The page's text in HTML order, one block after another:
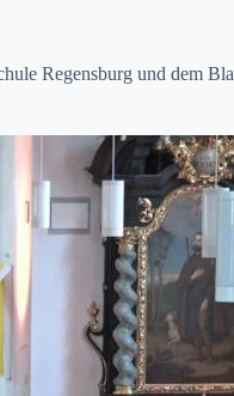
Regens­burg und dem